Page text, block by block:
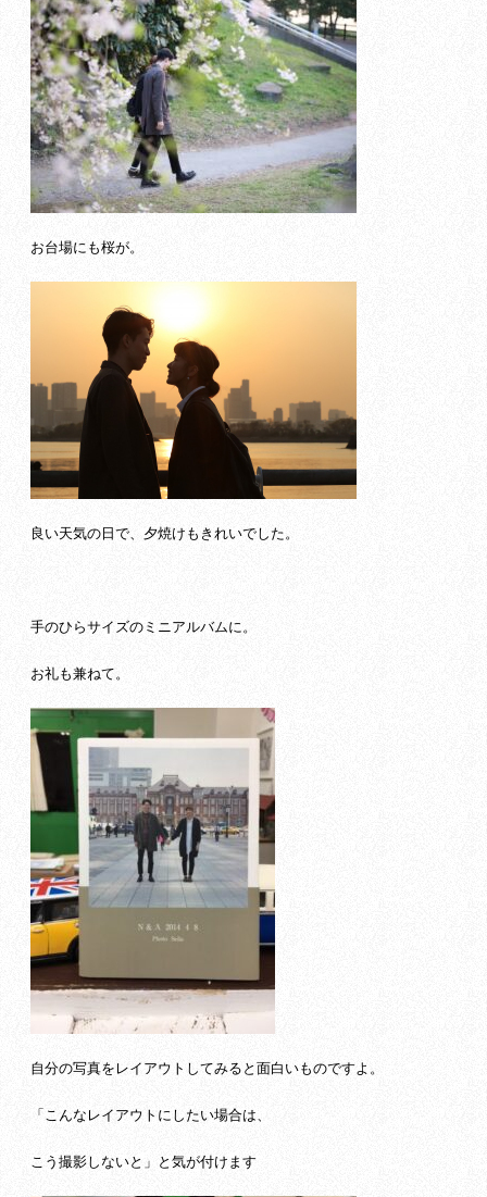
お台場にも桜が。
良い天気の日で、夕焼けもきれいでした。
手のひらサイズのミニアルバムに。
お礼も兼ねて。
自分の写真をレイアウトしてみると面白いものですよ。
「こんなレイアウトにしたい場合は、
こう撮影しないと」と気が付けます